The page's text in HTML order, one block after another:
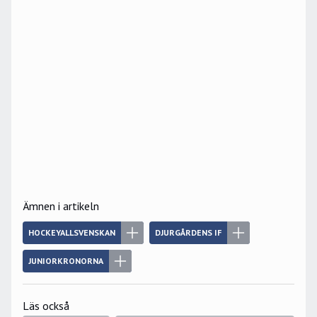
Ämnen i artikeln
HOCKEYALLSVENSKAN DJURGÅRDENS IF
JUNIORKRONORNA
Läs också